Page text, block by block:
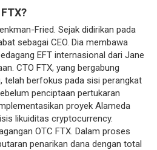
Fried. Sejak didirikan pada
sebagai CEO. Dia membawa
EFT internasional dari Jane
CTO FTX, yang bergabung
telah berfokus pada sisi perangkat
penciptaan pertukaran
proyek Alameda
likuiditas cryptocurrency.
OTC FTX. Dalam proses
penarikan dana dengan total